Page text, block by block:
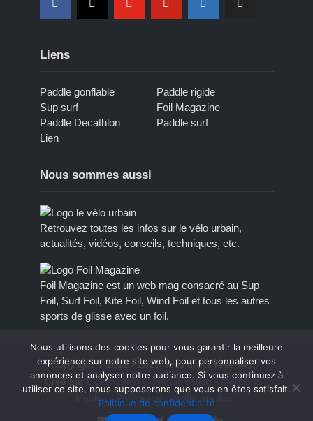
Liens
Paddle gonflable
Paddle rigide
Sup surf
Foil Magazine
Paddle Decathlon
Paddle surf
Lien
Nous sommes aussi
Retrouvez toutes les infos sur le vélo urbain,
actualités, vidéos, conseils, techniques, etc.
Foil Magazine est un web mag consacré au Sup
Foil, Surf Foil, Kite Foil, Wind Foil et tous les autres
sports de glisse avec un foil.
Copyright © 2012 - 2023, tous droits réservés.
Créé par Extremotion Communication-Mentions
légales
-Politique de confidentialité
Nous utilisons des cookies pour vous garantir la meilleure
expérience sur notre site web, pour personnaliser vos
annonces et analyser notre audiance. Si vous continuez à
utiliser ce site, nous supposerons que vous en êtes satisfait.
Politique de confidentialité